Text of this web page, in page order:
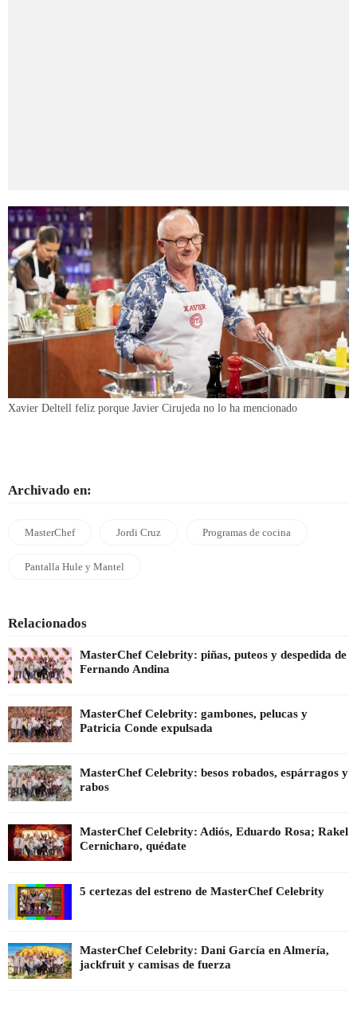
Xavier Deltell feliz porque Javier Cirujeda no lo ha mencionado
Archivado en:
MasterChef Jordi Cruz Programas de cocina
Pantalla Hule y Mantel
Relacionados
MasterChef Celebrity: piñas, puteos y despedida de
Fernando Andina
MasterChef Celebrity: gambones, pelucas y
Patricia Conde expulsada
MasterChef Celebrity: besos robados, espárragos y
rabos
MasterChef Celebrity: Adiós, Eduardo Rosa; Rakel
Cernicharo, quédate
5 certezas del estreno de MasterChef Celebrity
MasterChef Celebrity: Dani García en Almería,
jackfruit y camisas de fuerza